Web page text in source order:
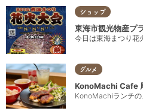
ショップ
東海市観光物産プ
今日は東海まつり花
グルメ
KonoMachi Cafe
KonoMachiランチの